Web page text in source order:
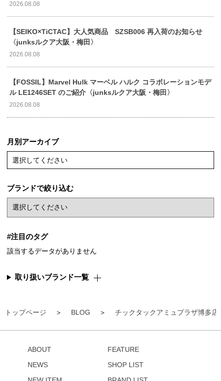
トップページ BLOG チックタックアミュプラザ博多店
2026.08.08
【SEIKO×TiCTAC】大人気商品 SZSB006 再入荷のお知らせ
〈junksルクア大阪・梅田〉
2026.08.08
【FOSSIL】Marvel Hulk マーベル ハルク コラボレーションモデ
ル LE1246SET のご紹介〈junksルクア大阪・梅田〉
2026.08.08
月別アーカイブ
選択してください
ブランドで絞り込む
#注目のタグ
該当するデータがありません
取り扱いブランド一覧
ABOUT
NEWS
FEATURE
SHOP LIST